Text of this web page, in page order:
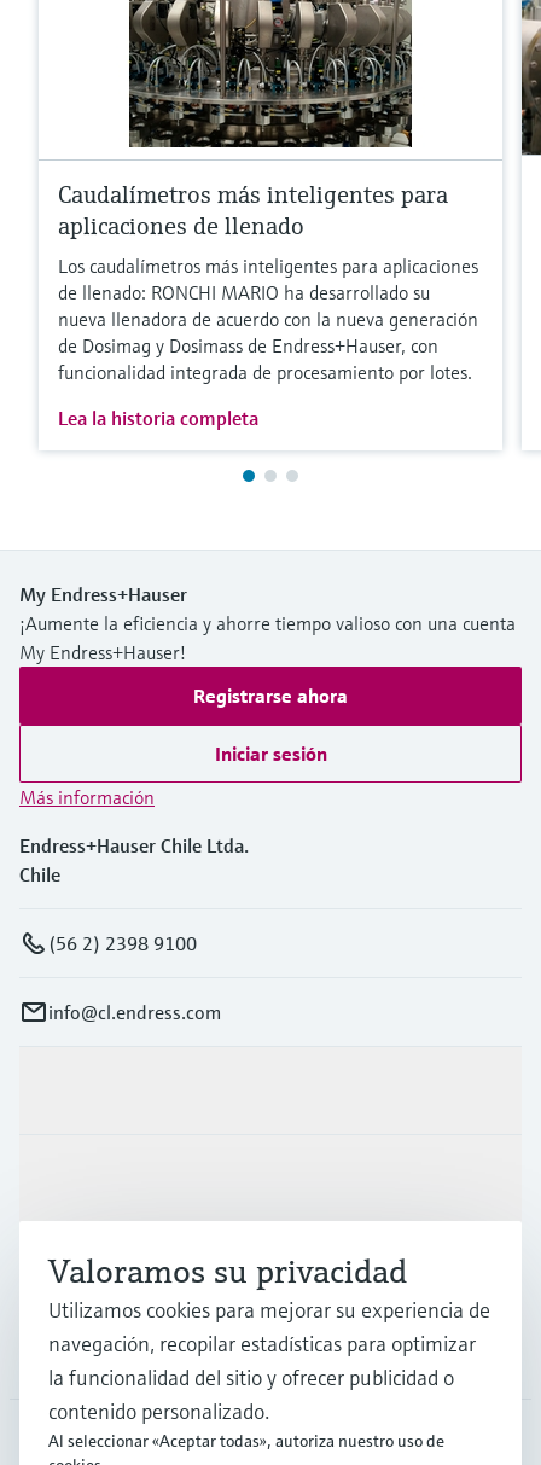
Caudalímetros más inteligentes para
aplicaciones de llenado
Los caudalímetros más inteligentes para aplicaciones
de llenado: RONCHI MARIO ha desarrollado su
nueva llenadora de acuerdo con la nueva generación
de Dosimag y Dosimass de Endress+Hauser, con
funcionalidad integrada de procesamiento por lotes.
Lea la historia completa
My Endress+Hauser
¡Aumente la eficiencia y ahorre tiempo valioso con una cuenta
My Endress+Hauser!
Registrarse ahora
Iniciar sesión
Más información
Endress+Hauser Chile Ltda.
Chile
(56 2) 2398 9100
info@cl.endress.com
Soporte
Compañía
Valoramos su privacidad
Utilizamos cookies para mejorar su experiencia de
navegación, recopilar estadísticas para optimizar
la funcionalidad del sitio y ofrecer publicidad o
contenido personalizado.
Al seleccionar «Aceptar todas», autoriza nuestro uso de